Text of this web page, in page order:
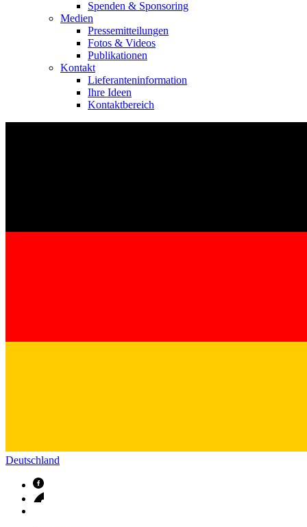
Spenden & Sponsoring
Medien
Pressemitteilungen
Fotos & Videos
Publikationen
Kontakt
Lieferanteninformation
Ihre Ideen
Kontaktbereich
Deutschland